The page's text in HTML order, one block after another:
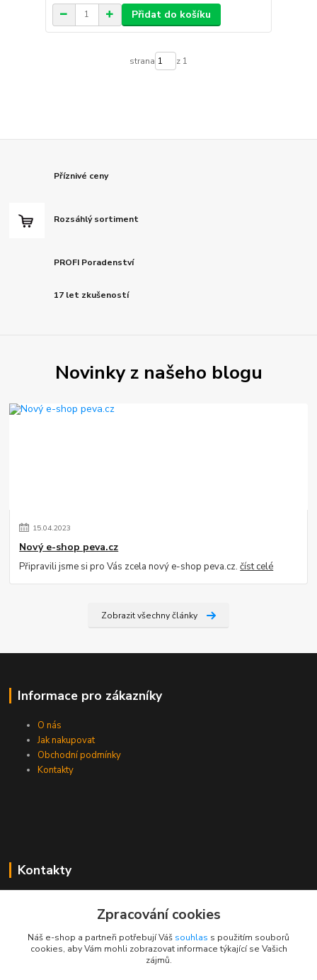
Přidat do košíku
strana z 1
Příznivé ceny
Rozsáhlý sortiment
PROFI Poradenství
17 let zkušeností
Novinky z našeho blogu
15.04.2023
Nový e-shop peva.cz
Připravili jsme si pro Vás zcela nový e-shop peva.cz.číst celé
Zobrazit všechny články
Informace pro zákazníky
O nás
Jak nakupovat
Obchodní podmínky
Kontakty
Kontakty
+420 733 530 378
(Po-Pá, 8-15 hod.)
Zpracování cookies
Náš e-shop a partneři potřebují Váš souhlas s použitím souborů
cookies, aby Vám mohli zobrazovat informace týkající se Vašich
zájmů.